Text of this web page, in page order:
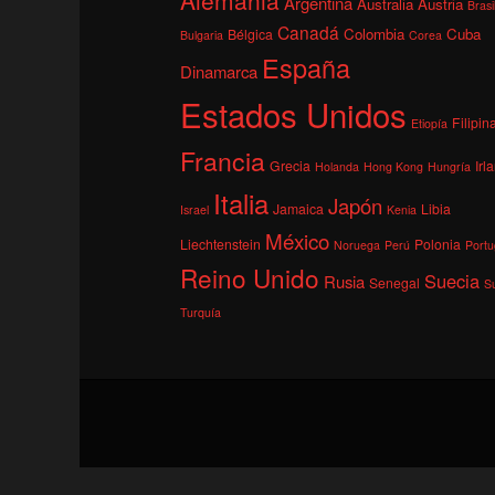
Brasil
Bulgaria Bélgica Canadá Colombia Corea Cuba
Dinamarca España
Estados Unidos Etiopía
Francia Grecia Holanda Hong Kong Hungría
Israel Italia Jamaica Japón Kenia Libia
Liechtenstein México Noruega Perú Polonia
Reino Unido Rusia Senegal Suecia
Turquía